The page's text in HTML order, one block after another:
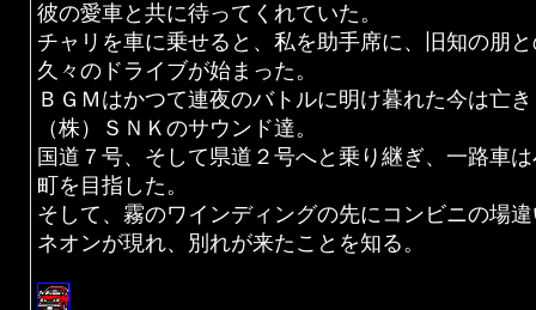
彼の愛車と共に待ってくれていた。
チャリを車に乗せると、私を助手席に、旧知の朋
久々のドライブが始まった。
ＢＧＭはかつて連夜のバトルに明け暮れた今は亡き
（株）ＳＮＫのサウンド達。
国道７号、そして県道２号へと乗り継ぎ、一路車
町を目指した。
そして、霧のワインディングの先にコンビニの場
ネオンが現れ、別れが来たことを知る。